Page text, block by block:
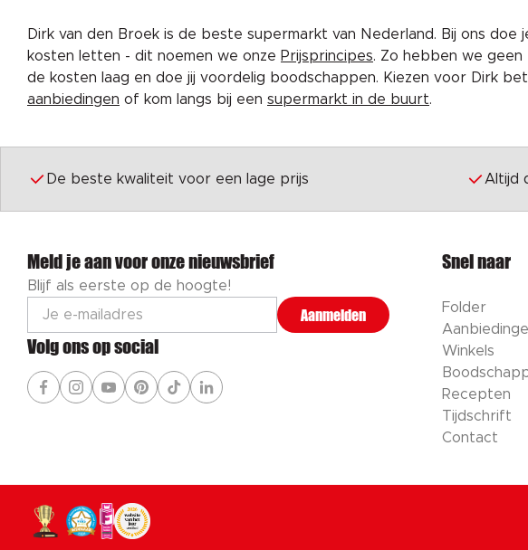
Dirk van den Broek is de beste supermarkt van Nederland. Bij ons
kosten letten - dit noemen we onze Prijsprincipes. Zo hebben we geen
de kosten laag en doe jij voordelig boodschappen. Kiezen voor Dirk
aanbiedingen of kom langs bij een supermarkt in de buurt.
De beste kwaliteit voor een lage prijs Altijd
Meld je aan voor onze nieuwsbrief
Blijf als eerste op de hoogte!
Aanmelden
Volg ons op social
Snel naar
Folder
Winkels
Recepten
Tijdschrift
Contact